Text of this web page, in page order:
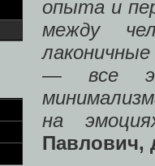
опыта и
между
— все
на
Павлович,